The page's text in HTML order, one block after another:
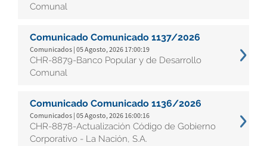
Comunal
Comunicado Comunicado 1137/2026
Comunicados | 05 Agosto, 2026 17:00:19
CHR-8879-Banco Popular y de Desarrollo
Comunal
Comunicado Comunicado 1136/2026
Comunicados | 05 Agosto, 2026 16:00:16
CHR-8878-Actualización Código de Gobierno
Corporativo - La Nación, S.A.